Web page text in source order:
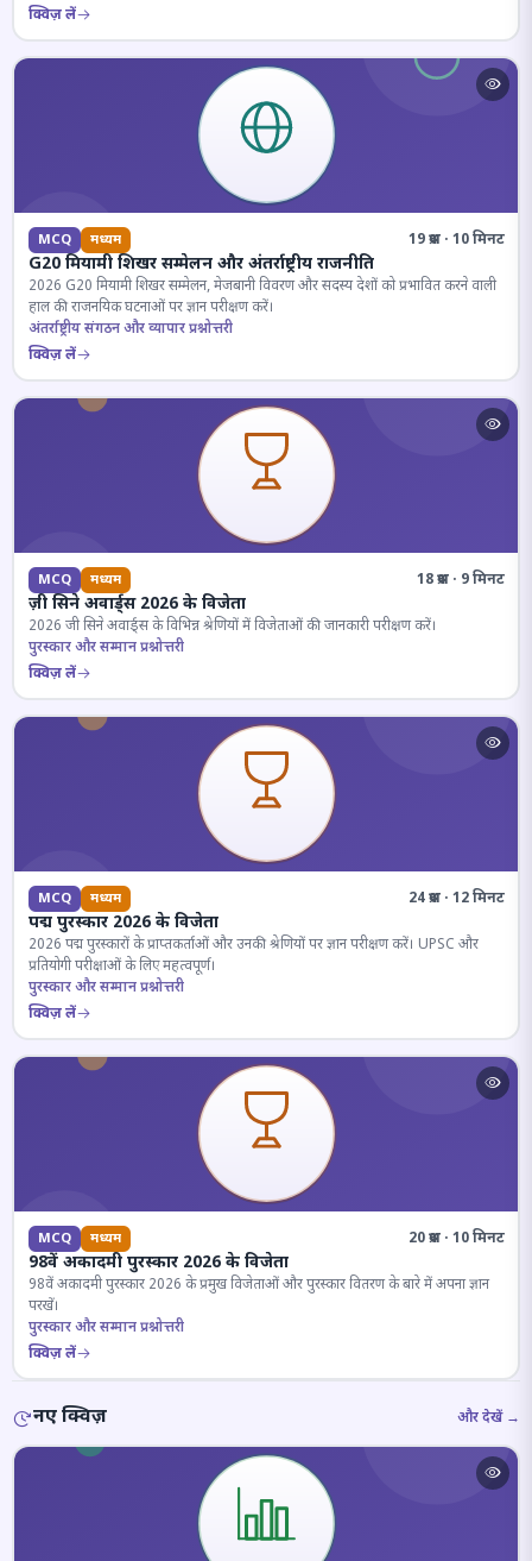
क्विज़ लें
MCQ मध्यम 19 प्रश्न · 10 मिनट
G20 मियामी शिखर सम्मेलन और अंतर्राष्ट्रीय राजनीति
2026 G20 मियामी शिखर सम्मेलन, मेजबानी विवरण और सदस्य देशों को प्रभावित करने वाली
हाल की राजनयिक घटनाओं पर ज्ञान परीक्षण करें।
अंतर्राष्ट्रीय संगठन और व्यापार प्रश्नोत्तरी
क्विज़ लें
MCQ मध्यम 18 प्रश्न · 9 मिनट
ज़ी सिने अवार्ड्स 2026 के विजेता
2026 जी सिने अवार्ड्स के विभिन्न श्रेणियों में विजेताओं की जानकारी परीक्षण करें।
पुरस्कार और सम्मान प्रश्नोत्तरी
क्विज़ लें
MCQ मध्यम 24 प्रश्न · 12 मिनट
पद्म पुरस्कार 2026 के विजेता
2026 पद्म पुरस्कारों के प्राप्तकर्ताओं और उनकी श्रेणियों पर ज्ञान परीक्षण करें। UPSC और
प्रतियोगी परीक्षाओं के लिए महत्वपूर्ण।
पुरस्कार और सम्मान प्रश्नोत्तरी
क्विज़ लें
MCQ मध्यम 20 प्रश्न · 10 मिनट
98वें अकादमी पुरस्कार 2026 के विजेता
98वें अकादमी पुरस्कार 2026 के प्रमुख विजेताओं और पुरस्कार वितरण के बारे में अपना ज्ञान
परखें।
पुरस्कार और सम्मान प्रश्नोत्तरी
क्विज़ लें
नए क्विज़ और देखें →